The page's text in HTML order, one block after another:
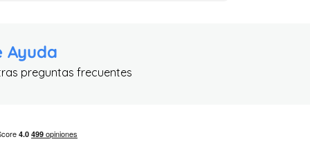
Ayuda
preguntas frecuentes